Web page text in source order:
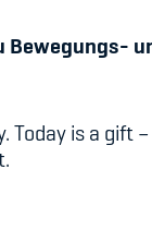
Bewegungs-
is a gift